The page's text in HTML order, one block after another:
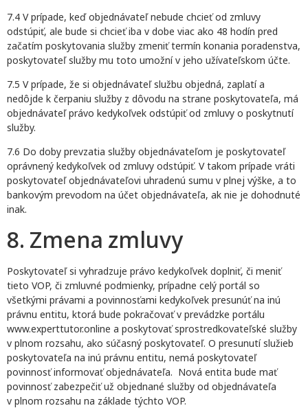
7.4 V prípade, keď objednávateľ nebude chcieť od zmluvy
odstúpiť, ale bude si chcieť iba v dobe viac ako 48 hodín pred
začatím poskytovania služby zmeniť termín konania poradenstva,
poskytovateľ služby mu toto umožní v jeho užívateľskom účte.
7.5 V prípade, že si objednávateľ službu objedná, zaplatí a
nedôjde k čerpaniu služby z dôvodu na strane poskytovateľa, má
objednávateľ právo kedykoľvek odstúpiť od zmluvy o poskytnutí
služby.
7.6 Do doby prevzatia služby objednávateľom je poskytovateľ
oprávnený kedykoľvek od zmluvy odstúpiť. V takom prípade vráti
poskytovateľ objednávateľovi uhradenú sumu v plnej výške, a to
bankovým prevodom na účet objednávateľa, ak nie je dohodnuté
inak.
8. Zmena zmluvy
Poskytovateľ si vyhradzuje právo kedykoľvek doplniť, či meniť
tieto VOP, či zmluvné podmienky, prípadne celý portál so
všetkými právami a povinnosťami kedykoľvek presunúť na inú
právnu entitu, ktorá bude pokračovať v prevádzke portálu
www.experttutor.online a poskytovať sprostredkovateľské služby
v plnom rozsahu, ako súčasný poskytovateľ. O presunutí služieb
poskytovateľa na inú právnu entitu, nemá poskytovateľ
povinnosť informovať objednávateľa. Nová entita bude mať
povinnosť zabezpečiť už objednané služby od objednávateľa
v plnom rozsahu na základe týchto VOP.